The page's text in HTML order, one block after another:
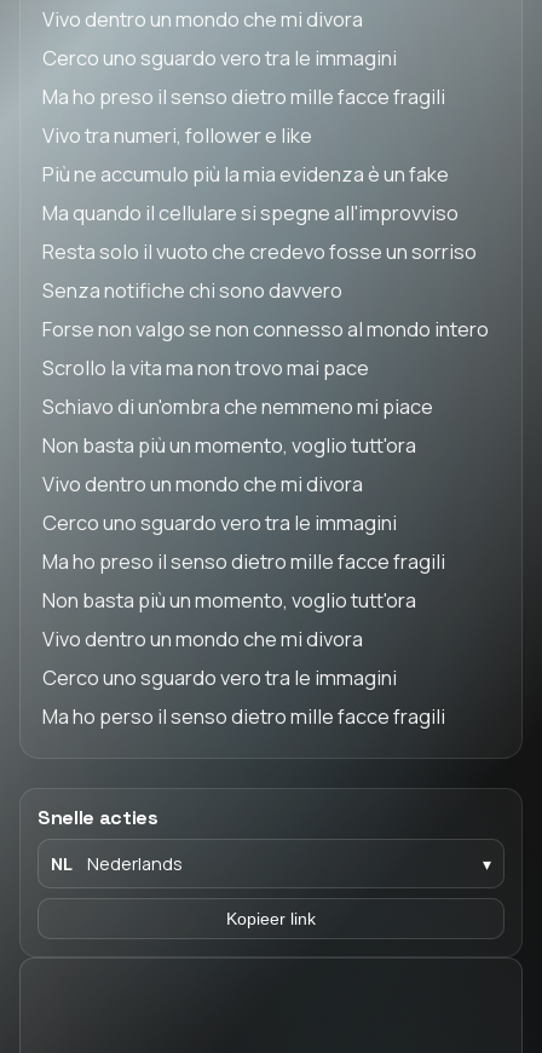
Snelle acties
NL Nederlands ▾
Kopieer link
Vivo dentro un mondo che mi divora
Cerco uno sguardo vero tra le immagini
Ma ho preso il senso dietro mille facce fragili
Vivo tra numeri, follower e like
Più ne accumulo più la mia evidenza è un fake
Ma quando il cellulare si spegne all'improvviso
Resta solo il vuoto che credevo fosse un sorriso
Senza notifiche chi sono davvero
Forse non valgo se non connesso al mondo intero
Scrollo la vita ma non trovo mai pace
Schiavo di un'ombra che nemmeno mi piace
Non basta più un momento, voglio tutt'ora
Vivo dentro un mondo che mi divora
Cerco uno sguardo vero tra le immagini
Ma ho preso il senso dietro mille facce fragili
Non basta più un momento, voglio tutt'ora
Vivo dentro un mondo che mi divora
Cerco uno sguardo vero tra le immagini
Ma ho perso il senso dietro mille facce fragili